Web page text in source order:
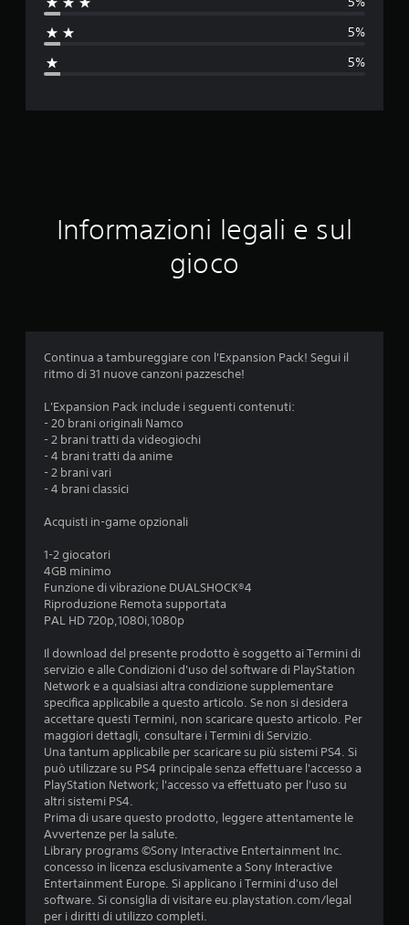
i
e
d
i
t
e
l
l
e
s
u
c
5%
5%
Informazioni legali e sul
gioco
Continua a tambureggiare con l'Expansion Pack! Segui il
ritmo di 31 nuove canzoni pazzesche!
L'Expansion Pack include i seguenti contenuti:
- 20 brani originali Namco
- 2 brani tratti da videogiochi
- 4 brani tratti da anime
- 2 brani vari
- 4 brani classici
Acquisti in-game opzionali
1-2 giocatori
4GB minimo
Funzione di vibrazione DUALSHOCK®4
Riproduzione Remota supportata
PAL HD 720p,1080i,1080p
Il download del presente prodotto è soggetto ai Termini di
servizio e alle Condizioni d'uso del software di PlayStation
Network e a qualsiasi altra condizione supplementare
specifica applicabile a questo articolo. Se non si desidera
accettare questi Termini, non scaricare questo articolo. Per
maggiori dettagli, consultare i Termini di Servizio.
Una tantum applicabile per scaricare su più sistemi PS4. Si
può utilizzare su PS4 principale senza effettuare l'accesso a
PlayStation Network; l'accesso va effettuato per l'uso su
altri sistemi PS4.
Prima di usare questo prodotto, leggere attentamente le
Avvertenze per la salute.
Library programs ©Sony Interactive Entertainment Inc.
concesso in licenza esclusivamente a Sony Interactive
Entertainment Europe. Si applicano i Termini d'uso del
software. Si consiglia di visitare eu.playstation.com/legal
per i diritti di utilizzo completi.